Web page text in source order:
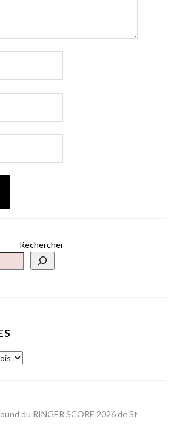
Rechercher
du RINGER SCORE 2026 de St